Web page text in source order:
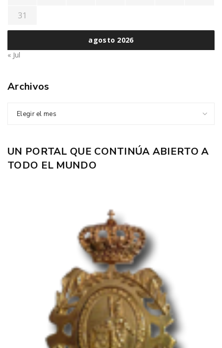
agosto 2026
31
« Jul
Archivos
Elegir el mes
UN PORTAL QUE CONTINÚA ABIERTO A
TODO EL MUNDO